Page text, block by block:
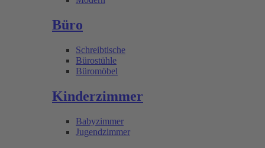
Büro
Schreibtische
Bürostühle
Büromöbel
Kinderzimmer
Babyzimmer
Jugendzimmer